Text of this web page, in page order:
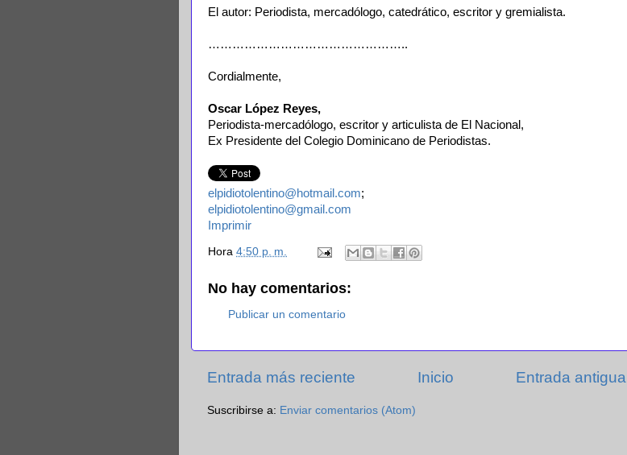
El autor: Periodista, mercadólogo, catedrático, escritor y gremialista.
…………………………………………..
Cordialmente,
Oscar López Reyes,
Periodista-mercadólogo, escritor y articulista de El Nacional,
Ex Presidente del Colegio Dominicano de Periodistas.
elpidiotolentino@hotmail.com;
elpidiotolentino@gmail.com
Imprimir
Hora 4:50 p. m.
No hay comentarios:
Publicar un comentario
Entrada más reciente Entrada antigua
Inicio
Suscribirse a: Enviar comentarios (Atom)